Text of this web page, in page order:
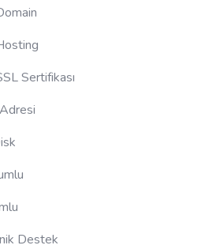
Sertifikası
Destek